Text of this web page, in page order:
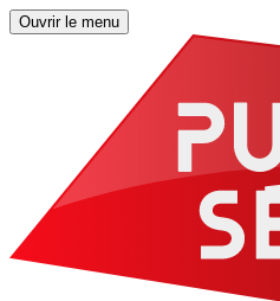
Ouvrir le menu